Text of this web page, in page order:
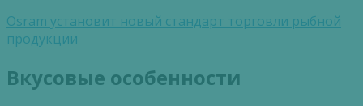
Osram установит новый стандарт торговли рыбной
продукции
Вкусовые особенности